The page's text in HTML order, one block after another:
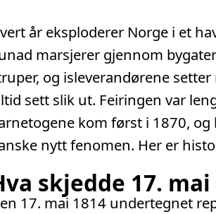
år eksploderer Norge i et
marsjerer gjennom
og isleverandørene
sett slik ut. Feiringen var
kom først i 1870,
nytt fenomen. Her er
skjedde 17. mai
17. mai 1814 undertegnet